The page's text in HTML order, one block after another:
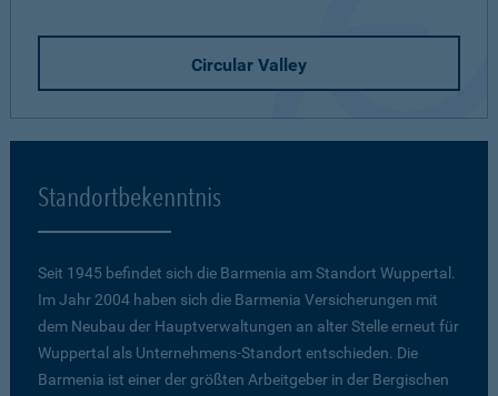
Circular Valley
Standortbekenntnis
Seit 1945 befindet sich die Barmenia am Standort Wuppertal.
Im Jahr 2004 haben sich die Barmenia Versicherungen mit
dem Neubau der Hauptverwaltungen an alter Stelle erneut für
Wuppertal als Unternehmens-Standort entschieden. Die
Barmenia ist einer der größten Arbeitgeber in der Bergischen